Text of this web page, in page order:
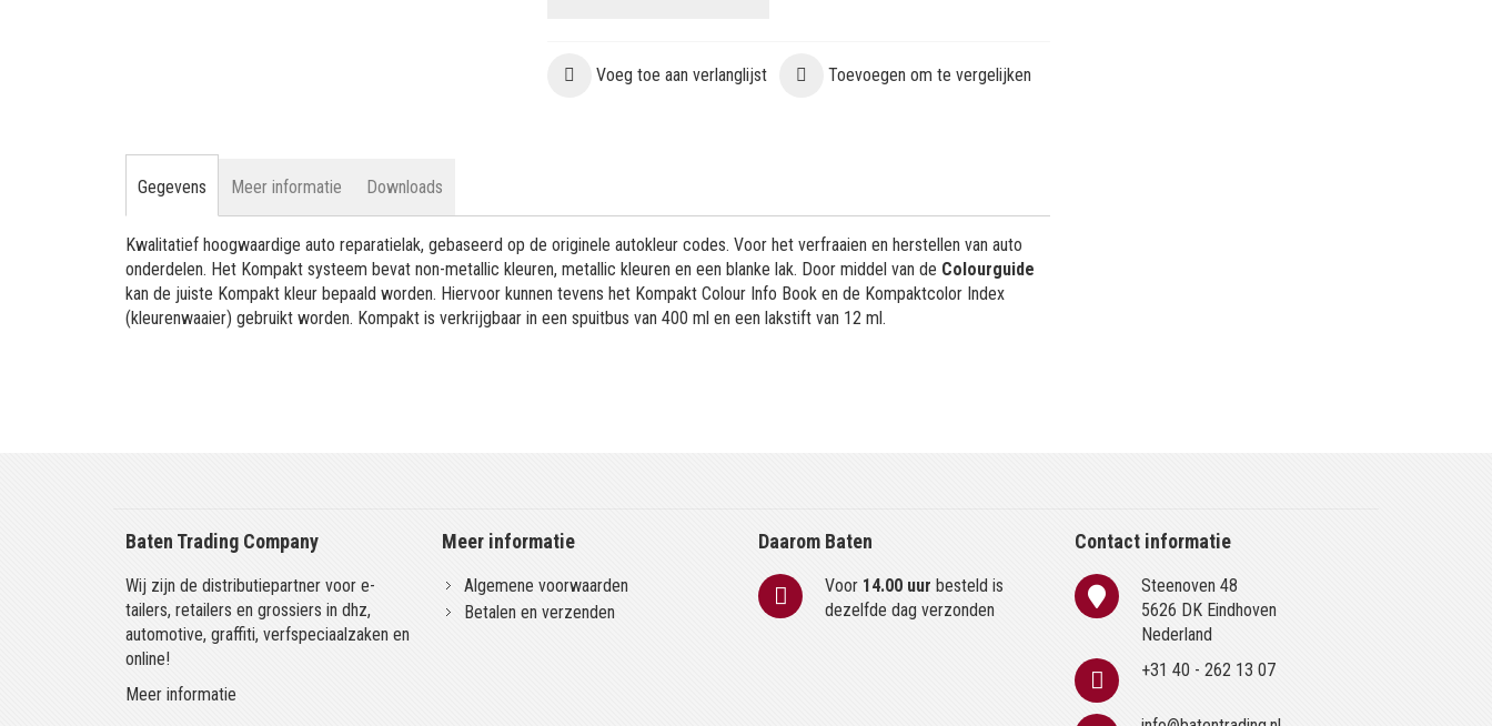
gallerij
Voeg toe aan verlanglijst Toevoegen om te vergelijken
Gegevens
Kwalitatief hoogwaardige auto reparatielak, gebaseerd op de originele autokleur codes. Voor het verfraaien en herstellen van auto
onderdelen. Het Kompakt systeem bevat non-metallic kleuren, metallic kleuren en een blanke lak. Door middel van de Colourguide
kan de juiste Kompakt kleur bepaald worden. Hiervoor kunnen tevens het Kompakt Colour Info Book en de Kompaktcolor Index
(kleurenwaaier) gebruikt worden. Kompakt is verkrijgbaar in een spuitbus van 400 ml en een lakstift van 12 ml.
Meer informatie Downloads
Baten Trading Company
Wij zijn de distributiepartner voor e-
tailers, retailers en grossiers in dhz,
automotive, graffiti, verfspeciaalzaken en
online!
Meer informatie
Meer informatie
Algemene voorwaarden
Betalen en verzenden
Daarom Baten
Voor 14.00 uur besteld is
dezelfde dag verzonden
Contact informatie
Steenoven 48
5626 DK Eindhoven
Nederland
+31 40 - 262 13 07